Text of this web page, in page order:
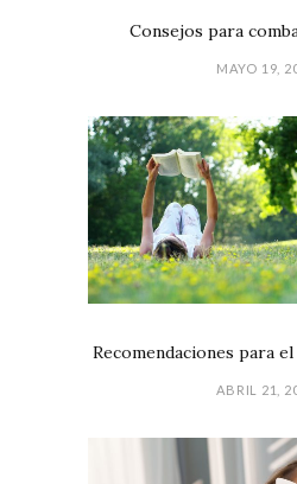
Consejos para
MAYO 19,
Recomendaciones para
ABRIL 21,